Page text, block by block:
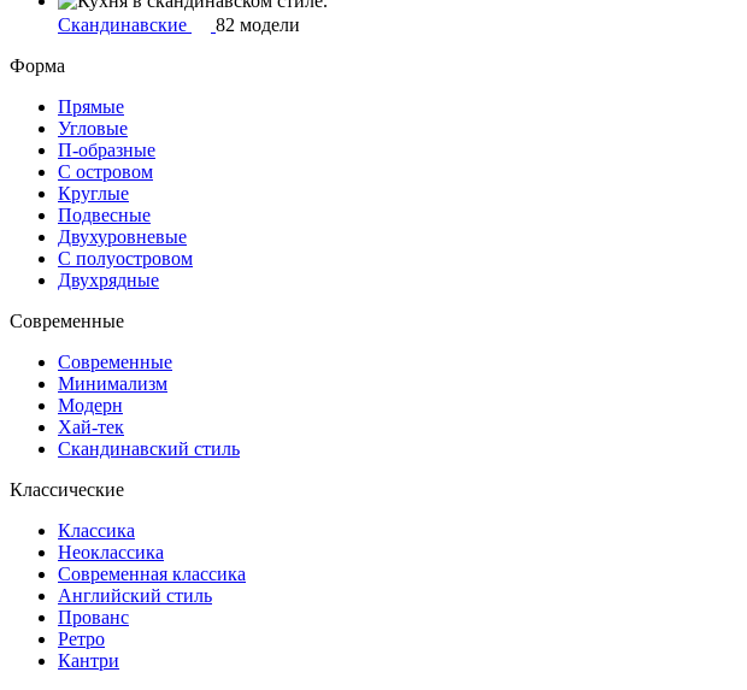
Скандинавские
82 модели
Форма
Прямые
Угловые
П-образные
С островом
Круглые
Подвесные
Двухуровневые
С полуостровом
Двухрядные
Современные
Современные
Минимализм
Модерн
Хай-тек
Скандинавский стиль
Классические
Классика
Неоклассика
Современная классика
Английский стиль
Прованс
Ретро
Кантри